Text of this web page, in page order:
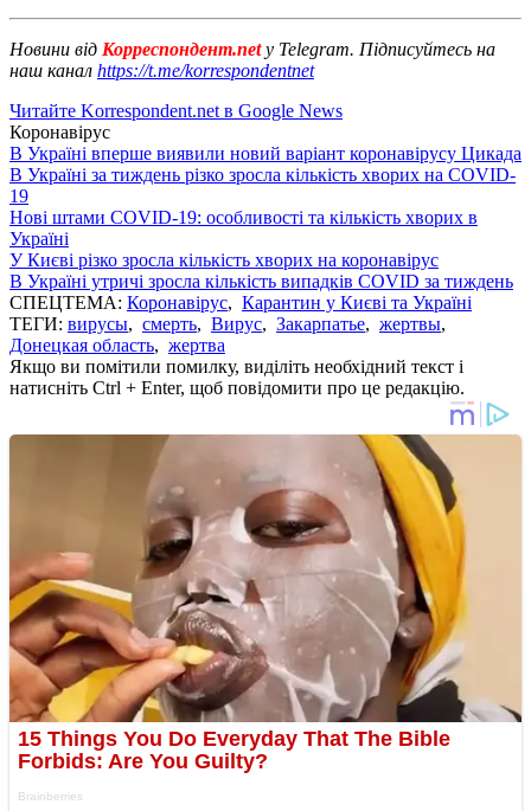
Новини від Корреспондент.net у Telegram. Підписуйтесь на
наш канал https://t.me/korrespondentnet
Читайте Korrespondent.net в Google News
Коронавірус
В Україні вперше виявили новий варіант коронавірусу Цикада
В Україні за тиждень різко зросла кількість хворих на COVID-
19
Нові штами COVID-19: особливості та кількість хворих в
Україні
У Києві різко зросла кількість хворих на коронавірус
В Україні утричі зросла кількість випадків COVID за тиждень
СПЕЦТЕМА: Коронавірус, Карантин у Києві та Україні
ТЕГИ: вирусы, смерть, Вирус, Закарпатье, жертвы,
Донецкая область, жертва
Якщо ви помітили помилку, виділіть необхідний текст і
натисніть Ctrl + Enter, щоб повідомити про це редакцію.